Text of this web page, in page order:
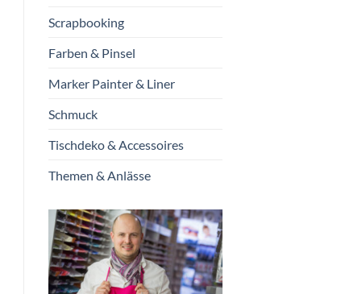
Scrapbooking
Farben & Pinsel
Marker Painter & Liner
Schmuck
Tischdeko & Accessoires
Themen & Anlässe